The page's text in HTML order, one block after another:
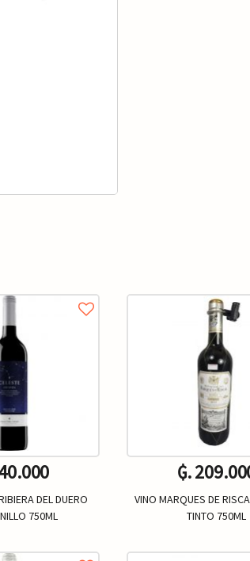
DEL DUERO
750ML
₲.
VINO MARQUES DE
TINTO 750ML